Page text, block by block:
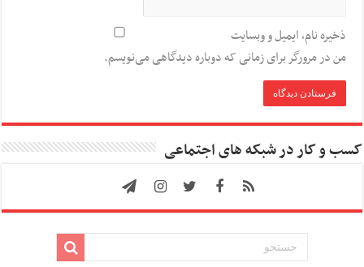
ذخیره نام، ایمیل و وبسایت
من در مرورگر برای زمانی که دوباره دیدگاهی می‌نویسم.
کسب و کار در شبکه های اجتماعی